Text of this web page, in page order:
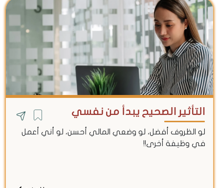
التأثير الصحيح يبدأ من نفسي
لو الظروف أفضل، لو وضعي المالي أحسن، لو أني أعمل
في وظيفة أخرى!!